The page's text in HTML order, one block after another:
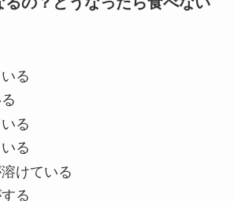
る
る
る
けている
る